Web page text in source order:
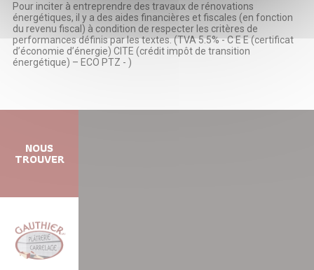
Pour inciter à entreprendre des travaux de rénovations
énergétiques, il y a des aides financières et fiscales (en fonction
du revenu fiscal) à condition de respecter les critères de
performances définis par les textes. (TVA 5.5% - C E E (certificat
d’économie d’énergie) CITE (crédit impôt de transition
énergétique) – ECO PTZ - )
NOUS
TROUVER